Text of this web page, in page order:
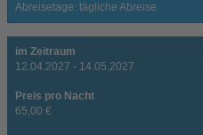
Abreisetage: tägliche Abreise
im Zeitraum
12.04.2027 - 14.05.2027
Preis pro Nacht
65,00 €